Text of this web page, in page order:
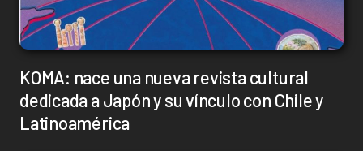
KOMA: nace una nueva revista cultural
dedicada a Japón y su vínculo con Chile y
Latinoamérica